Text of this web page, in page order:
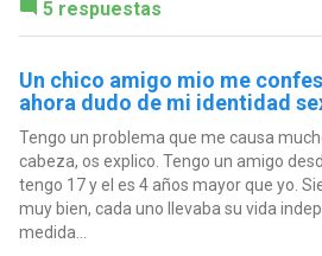
5 respuestas
Un chico amigo mio me
ahora dudo de mi identidad
Tengo un problema que me causa
cabeza, os explico. Tengo un amigo
tengo 17 y el es 4 años mayor que yo.
muy bien, cada uno llevaba su vida
medida...